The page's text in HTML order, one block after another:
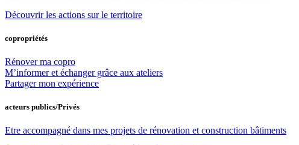
Découvrir les actions sur le territoire
copropriétés
Rénover ma copro
M’informer et échanger grâce aux ateliers
Partager mon expérience
acteurs publics/Privés
Etre accompagné dans mes projets de rénovation et construction bâtiments